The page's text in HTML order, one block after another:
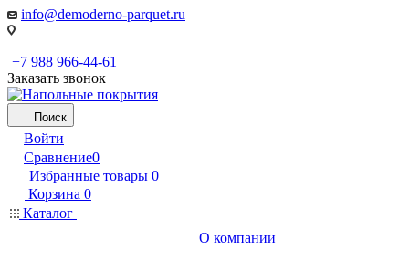
info@demoderno-parquet.ru
+7 988 966-44-61
Заказать звонок
Поиск
Войти
Сравнение0
Избранные товары 0
Корзина 0
Каталог
О компании